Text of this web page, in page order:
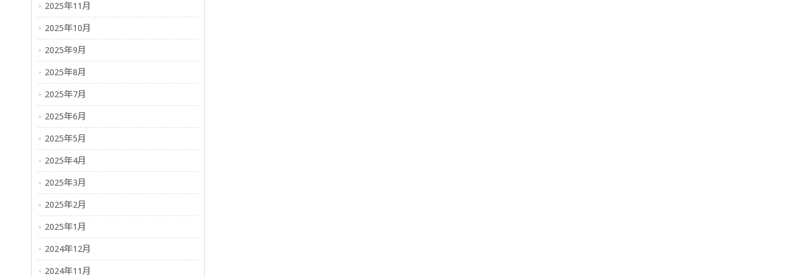
2025年11月
2025年10月
2025年9月
2025年8月
2025年7月
2025年6月
2025年5月
2025年4月
2025年3月
2025年2月
2025年1月
2024年12月
2024年11月